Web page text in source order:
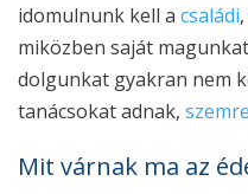
idomulnunk kell a családi,
miközben saját
dolgunkat gyakran nem
tanácsokat adnak,
Mit várnak ma az